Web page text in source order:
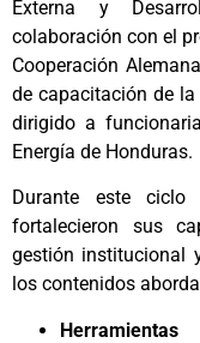
Externa y
colaboración con el
Cooperación
de capacitación de la
dirigido a
Energía de Honduras.
Durante este
fortalecieron sus
gestión institucional
los contenidos